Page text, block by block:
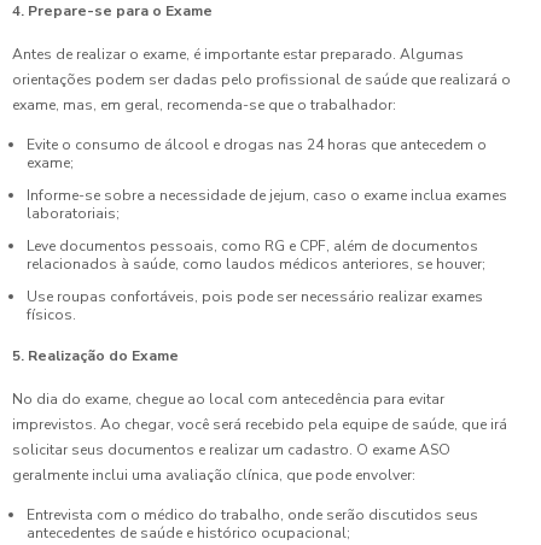
4. Prepare-se para o Exame
Antes de realizar o exame, é importante estar preparado. Algumas
orientações podem ser dadas pelo profissional de saúde que realizará o
exame, mas, em geral, recomenda-se que o trabalhador:
Evite o consumo de álcool e drogas nas 24 horas que antecedem o
exame;
Informe-se sobre a necessidade de jejum, caso o exame inclua exames
laboratoriais;
Leve documentos pessoais, como RG e CPF, além de documentos
relacionados à saúde, como laudos médicos anteriores, se houver;
Use roupas confortáveis, pois pode ser necessário realizar exames
físicos.
5. Realização do Exame
No dia do exame, chegue ao local com antecedência para evitar
imprevistos. Ao chegar, você será recebido pela equipe de saúde, que irá
solicitar seus documentos e realizar um cadastro. O exame ASO
geralmente inclui uma avaliação clínica, que pode envolver:
Entrevista com o médico do trabalho, onde serão discutidos seus
antecedentes de saúde e histórico ocupacional;